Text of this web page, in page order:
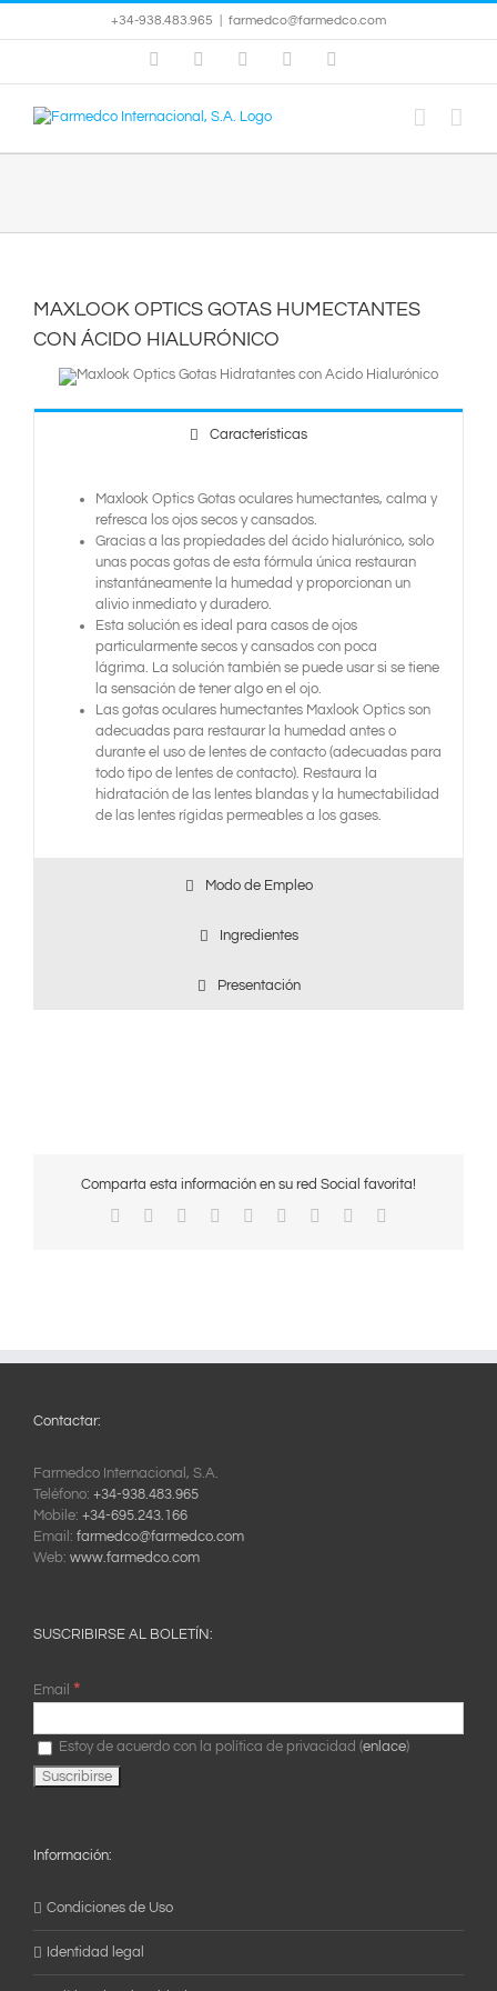
+34-938.483.965 farmedco@farmedco.com
InstagramFacebook YouTube
MAXLOOK OPTICS GOTAS HUMECTANTES
CON ÁCIDO HIALURÓNICO
Características
Maxlook Optics Gotas oculares humectantes, calma y
refresca los ojos secos y cansados.
Gracias a las propiedades del ácido hialurónico, solo
unas pocas gotas de esta fórmula única restauran
instantáneamente la humedad y proporcionan un
alivio inmediato y duradero.
Esta solución es ideal para casos de ojos
particularmente secos y cansados con poca
lágrima. La solución también se puede usar si se tiene
la sensación de tener algo en el ojo.
Las gotas oculares humectantes Maxlook Optics son
adecuadas para restaurar la humedad antes o
durante el uso de lentes de contacto (adecuadas para
todo tipo de lentes de contacto). Restaura la
hidratación de las lentes blandas y la humectabilidad
de las lentes rígidas permeables a los gases.
Modo de Empleo
Ingredientes
Presentación
Comparta esta información en su red Social favorita!
Facebook Reddit LinkedInWhatsApp
TumblrPinterest
Contactar:
Farmedco Internacional, S.A.
Teléfono: +34-938.483.965
Mobile: +34-695.243.166
Email: farmedco@farmedco.com
Web: www.farmedco.com
SUSCRIBIRSE AL BOLETÍN:
Email *
Estoy de acuerdo con la política de privacidad (enlace)
Información:
Condiciones de Uso
Identidad legal